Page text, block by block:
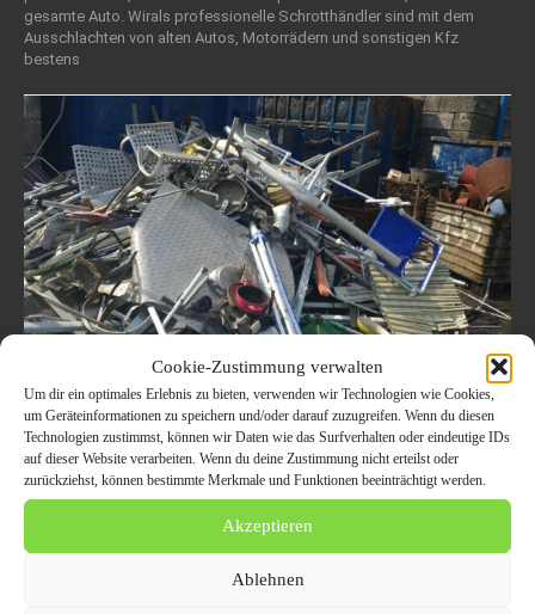
Cookie-Zustimmung verwalten
Um dir ein optimales Erlebnis zu bieten, verwenden wir Technologien wie Cookies,
um Geräteinformationen zu speichern und/oder darauf zuzugreifen. Wenn du diesen
Technologien zustimmst, können wir Daten wie das Surfverhalten oder eindeutige IDs
auf dieser Website verarbeiten. Wenn du deine Zustimmung nicht erteilst oder
zurückziehst, können bestimmte Merkmale und Funktionen beeinträchtigt werden.
Akzeptieren
Ablehnen
gesamte Auto. Wirals professionelle Schrotthändler sind mit dem
Ausschlachten von alten Autos, Motorrädern und sonstigen Kfz
bestens
ohne Kosten Schrott und Altmetall
Loswerden in Gelsenkirchen und
Umgebung
16. Januar 2022
Gelsenkirchen Es ist wieder so weit, man räumt sein Zuhause auf und